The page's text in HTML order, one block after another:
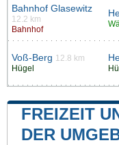
Bahnhof Glasewitz
12.2 km
Bahnhof
Voß-Berg 12.8 km
Hügel
FREIZEIT
DER